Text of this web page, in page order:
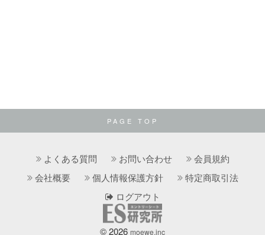
PAGE TOP
よくある質問 お問い合わせ
会員規約
会社概要
個人情報保護方針
特定商取引法
ログアウト
© 2026 moewe.inc